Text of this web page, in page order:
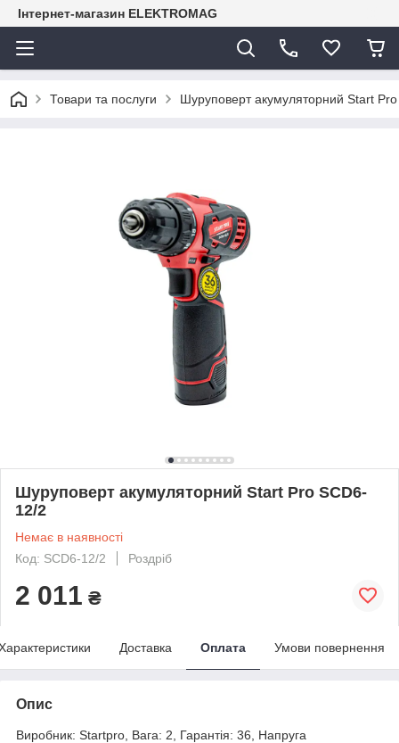
Інтернет-магазин ELEKTROMAG
Товари та послуги Шуруповерт акумуляторний Start
Шуруповерт акумуляторний Start Pro SCD6-
12/2
Немає в наявності
Код: SCD6-12/2
Роздріб
2 011 ₴
Доставка Оплата Умови повернення
Опис
Виробник: Startpro, Вага: 2, Гарантія: 36, Напруга